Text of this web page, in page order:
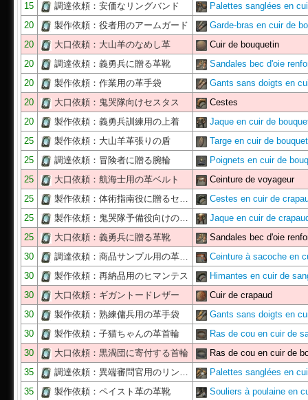
15
調達依頼：安価なリングバンド
Palettes sanglées en
20
製作依頼：役者用のアームガード
Garde-bras en cuir de
20
大口依頼：大山羊のなめし革
Cuir de bouquetin
20
調達依頼：義勇兵に贈る革靴
Sandales bec d'oie
20
製作依頼：作業用の革手袋
Gants sans doigts en
20
大口依頼：鬼哭隊向けセスタス
Cestes
20
製作依頼：義勇兵訓練用の上着
Jaque en cuir de
25
製作依頼：大山羊革張りの盾
Targe en cuir de
25
調達依頼：冒険者に贈る腕輪
Poignets en cuir de
25
大口依頼：航海士用の革ベルト
Ceinture de voyageur
25
製作依頼：体術指南役に贈るセ…
Cestes en cuir de
25
製作依頼：鬼哭隊予備役向けの…
Jaque en cuir de
25
大口依頼：義勇兵に贈る革靴
Sandales bec d'oie
30
調達依頼：商品サンプル用の革…
Ceinture à sacoche en
30
製作依頼：再納品用のヒマンテス
Himantes en cuir de
30
大口依頼：ギガントードレザー
Cuir de crapaud
30
製作依頼：熟練傭兵用の革手袋
Gants sans doigts en
30
製作依頼：子猫ちゃんの革首輪
Ras de cou en cuir de
30
大口依頼：黒渦団に寄付する首輪
Ras de cou en cuir de
35
調達依頼：異端審問官用のリン…
Palettes sanglées en
35
製作依頼：ペイスト革の革靴
Souliers à poulaine en